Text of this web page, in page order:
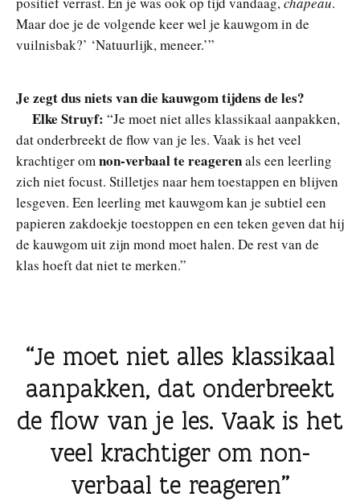
Maar doe je de volgende keer wel je kauwgom in de
vuilnisbak?’ ‘Natuurlijk, meneer.’”
Je zegt dus niets van die kauwgom tijdens de les?
Elke Struyf: “Je moet niet alles klassikaal aanpakken,
dat onderbreekt de flow van je les. Vaak is het veel
krachtiger om non-verbaal te reagerenals een leerling
zich niet focust. Stilletjes naar hem toestappen en blijven
lesgeven. Een leerling met kauwgom kan je subtiel een
papieren zakdoekje toestoppen en een teken geven dat hij
de kauwgom uit zijn mond moet halen. De rest van de
klas hoeft dat niet te merken.”
Je moet niet alles klassikaal
aanpakken, dat onderbreekt
de flow van je les. Vaak is het
veel krachtiger om non-
verbaal te reageren